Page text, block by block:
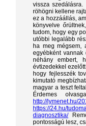
vissza
röhögni kellene
ez a hozzáállás,
könyvelve
tudom, hogy egy
utóbbi legalább
ha meg mégsem,
egyébként vannak
néhány embert,
évtizedekkel
hogy fejlesszék
kimutató
magyar a teszt
Érdemes
http://lymenet.hu/
https://24.hu/
diagnosztika/
pontosságú lesz,